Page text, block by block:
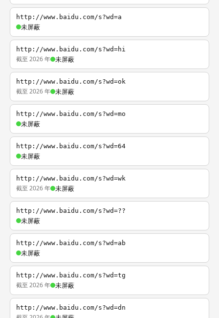
http://www.baidu.com/s?wd=a
未屏蔽
http://www.baidu.com/s?wd=hi
截至 2026 年 未屏蔽
http://www.baidu.com/s?wd=ok
截至 2026 年 未屏蔽
http://www.baidu.com/s?wd=mo
未屏蔽
http://www.baidu.com/s?wd=64
未屏蔽
http://www.baidu.com/s?wd=wk
截至 2026 年 未屏蔽
http://www.baidu.com/s?wd=??
未屏蔽
http://www.baidu.com/s?wd=ab
未屏蔽
http://www.baidu.com/s?wd=tg
截至 2026 年 未屏蔽
http://www.baidu.com/s?wd=dn